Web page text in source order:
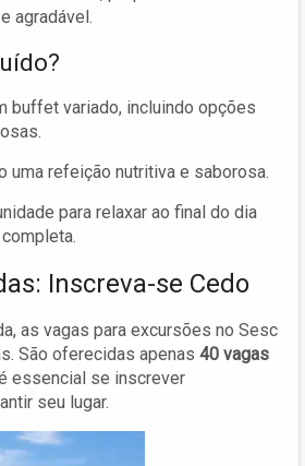
agradável.
buffet variado, incluindo opções
uma refeição nutritiva e saborosa.
para relaxar ao final do dia
Inscreva-se Cedo
as vagas para excursões no Sesc
São oferecidas apenas 40 vagas
essencial se inscrever
seu lugar.